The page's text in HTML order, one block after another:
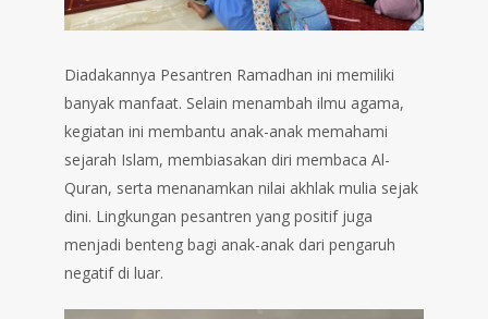
Diadakannya Pesantren Ramadhan ini memiliki
banyak manfaat. Selain menambah ilmu agama,
kegiatan ini membantu anak-anak memahami
sejarah Islam, membiasakan diri membaca Al-
Quran, serta menanamkan nilai akhlak mulia sejak
dini. Lingkungan pesantren yang positif juga
menjadi benteng bagi anak-anak dari pengaruh
negatif di luar.